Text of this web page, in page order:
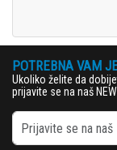
POTREBNA VAM
Ukoliko želite da
prijavite se na naš